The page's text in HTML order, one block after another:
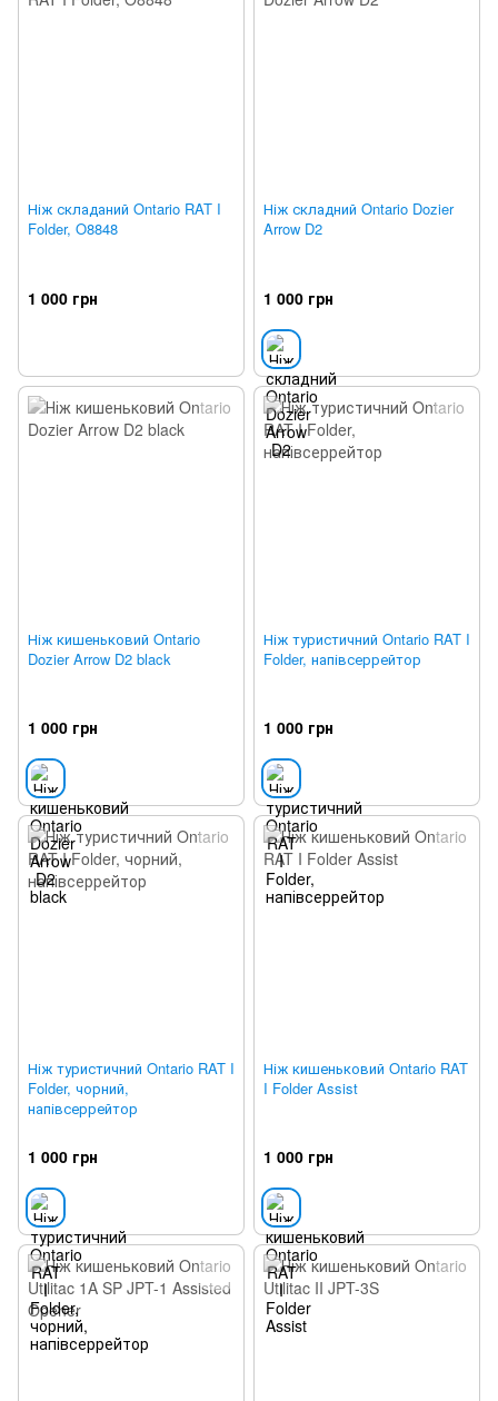
Ніж складаний Ontario RAT I
Folder, O8848
1 000 грн
Ніж складний Ontario Dozier
Arrow D2
1 000 грн
Ніж кишеньковий Ontario
Dozier Arrow D2 black
1 000 грн
Ніж туристичний Ontario RAT I
Folder, напівсеррейтор
1 000 грн
Ніж туристичний Ontario RAT I
Folder, чорний,
напівсеррейтор
1 000 грн
Ніж кишеньковий Ontario RAT
I Folder Assist
1 000 грн